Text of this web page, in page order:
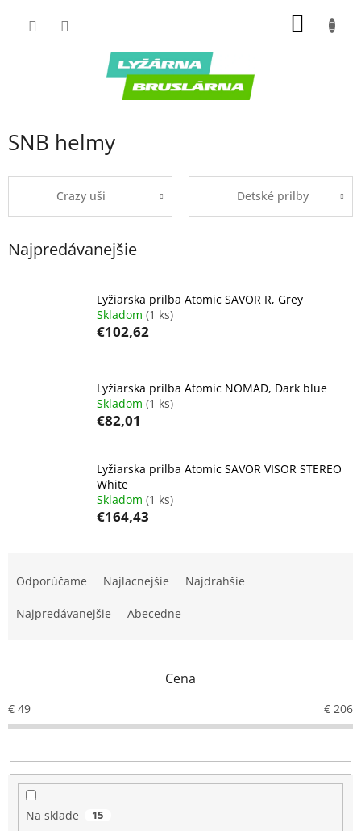
SNB helmy
Crazy uši Detské prilby
Najpredávanejšie
Lyžiarska prilba Atomic SAVOR R, Grey
Skladom (1 ks)
€102,62
Lyžiarska prilba Atomic NOMAD, Dark blue
Skladom (1 ks)
€82,01
Lyžiarska prilba Atomic SAVOR VISOR STEREO
White
Skladom (1 ks)
€164,43
r
o
u
k
Odporúčame Najlacnejšie Najdrahšie
Najpredávanejšie Abecedne
Cena
€ 49 € 206
Na sklade 15